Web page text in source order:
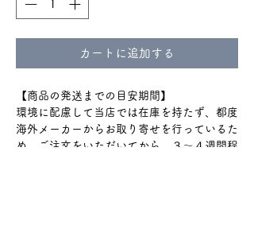
カートに追加する
【商品の発送までの目安期間】
環境に配慮して当店では在庫を持たず、都度
海外メーカーからお取り寄せを行っているた
め、ご注文をいただいてから、３〜４週間程